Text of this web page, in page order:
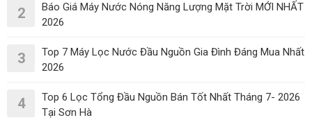
2
Báo Giá Máy Nước Nóng Năng Lượng Mặt Trời MỚI NHẤT
2026
3
Top 7 Máy Lọc Nước Đầu Nguồn Gia Đình Đáng Mua Nhất
2026
4
Top 6 Lọc Tổng Đầu Nguồn Bán Tốt Nhất Tháng 7- 2026
Tại Sơn Hà